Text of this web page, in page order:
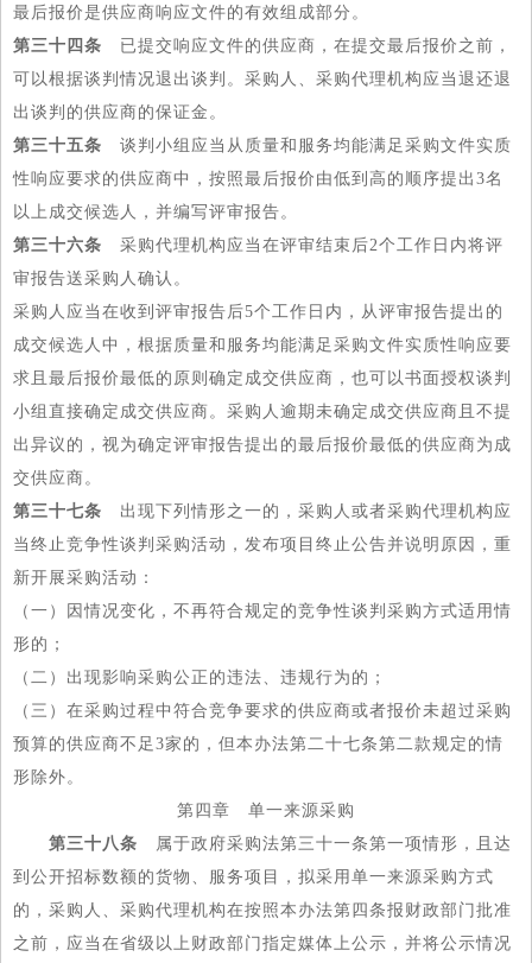
最后报价是供应商响应文件的有效组成部分。
第三十四条 已提交响应文件的供应商，在提交最后报价之前，
可以根据谈判情况退出谈判。采购人、采购代理机构应当退还退
出谈判的供应商的保证金。
第三十五条 谈判小组应当从质量和服务均能满足采购文件实质
性响应要求的供应商中，按照最后报价由低到高的顺序提出3名
以上成交候选人，并编写评审报告。
第三十六条 采购代理机构应当在评审结束后2个工作日内将评
审报告送采购人确认。
采购人应当在收到评审报告后5个工作日内，从评审报告提出的
成交候选人中，根据质量和服务均能满足采购文件实质性响应要
求且最后报价最低的原则确定成交供应商，也可以书面授权谈判
小组直接确定成交供应商。采购人逾期未确定成交供应商且不提
出异议的，视为确定评审报告提出的最后报价最低的供应商为成
交供应商。
第三十七条 出现下列情形之一的，采购人或者采购代理机构应
当终止竞争性谈判采购活动，发布项目终止公告并说明原因，重
新开展采购活动：
（一）因情况变化，不再符合规定的竞争性谈判采购方式适用情
形的；
（二）出现影响采购公正的违法、违规行为的；
（三）在采购过程中符合竞争要求的供应商或者报价未超过采购
预算的供应商不足3家的，但本办法第二十七条第二款规定的情
形除外。
第四章 单一来源采购
第三十八条 属于政府采购法第三十一条第一项情形，且达
到公开招标数额的货物、服务项目，拟采用单一来源采购方式
的，采购人、采购代理机构在按照本办法第四条报财政部门批准
之前，应当在省级以上财政部门指定媒体上公示，并将公示情况